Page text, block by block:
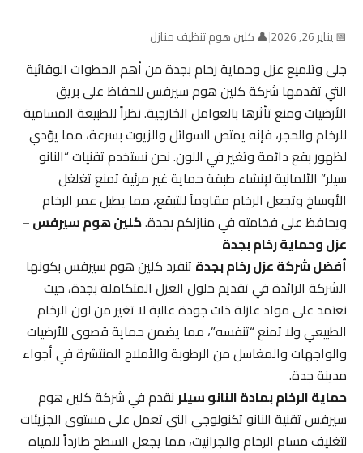
📅 يناير 26, 2026 |👤 كلين هوم تنظيف منازل
جلى وتلميع عزل وحماية رخام بجدة من أهم الخطوات الوقائية
التي تقدمها شركة كلين هوم سيرفس للحفاظ على بريق
الأرضيات ومنع تأثرها بالعوامل الخارجية. نظراً للطبيعة المسامية
للرخام والحجر، فإنه يمتص السوائل والزيوت بسرعة، مما يؤدي
لظهور بقع دائمة وتغير في اللون. نحن نستخدم تقنيات “النانو
سيلر” الألمانية لإنشاء طبقة حماية غير مرئية تمنع تغلغل
الأوساخ وتجعل الرخام مقاوماً للتبقع، مما يطيل عمر الرخام
ويحافظ على فخامته في منازلكم بجدة.كلين هوم سيرفس –
عزل وحماية رخام بجدة
أفضل شركة عزل رخام بجدةتنفرد كلين هوم سيرفس بكونها
الشركة الرائدة في تقديم حلول العزل المتكاملة بجدة، حيث
نعتمد على مواد عازلة ذات جودة عالية لا تغير من لون الرخام
الطبيعي ولا تمنع “تنفسه”، مما يضمن حماية قصوى للأرضيات
والواجهات والمغاسل من الرطوبة والأملاح المنتشرة في أجواء
مدينة جدة.
حماية الرخام بمادة النانو سيلرنقدم في شركة كلين هوم
سيرفس تقنية النانو تكنولوجي التي تعمل على مستوى الجزيئات
لتغليف مسام الرخام والجرانيت، مما يجعل السطح طارداً للمياه